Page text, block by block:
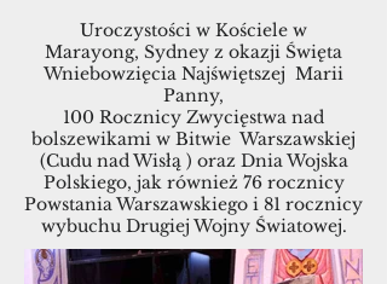
Uroczystości w Kościele w
Marayong, Sydney z okazji Święta
Wniebowzięcia Najświętszej Marii
Panny,
100 Rocznicy Zwycięstwa nad
bolszewikami w Bitwie Warszawskiej
(Cudu nad Wisłą ) oraz Dnia Wojska
Polskiego, jak również 76 rocznicy
Powstania Warszawskiego i 81 rocznicy
wybuchu Drugiej Wojny Światowej.